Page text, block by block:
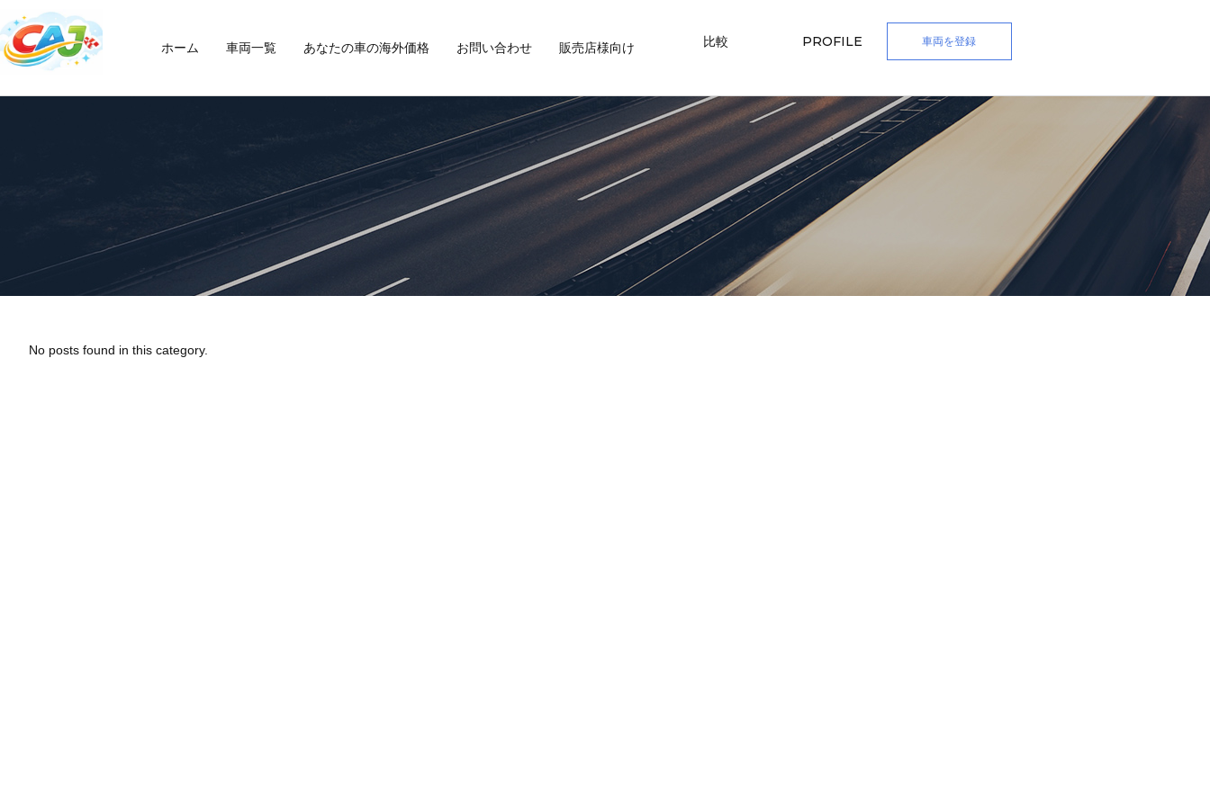
ホーム 車両一覧 あなたの車の海外価格 お問い合わせ 販売店様向け 比較 PROFILE
パスワード
Remember me
車両を登録
No posts found in this category.